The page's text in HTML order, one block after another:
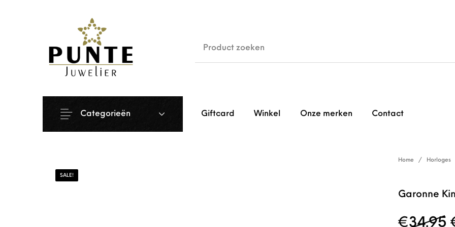
Giftcard Winkel Onze merken Contact
Categorieën
SALE!
Home / Horloges
Garonne
€34.95